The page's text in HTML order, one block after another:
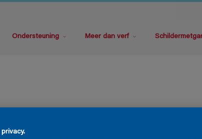
Ondersteuning Meer dan verf